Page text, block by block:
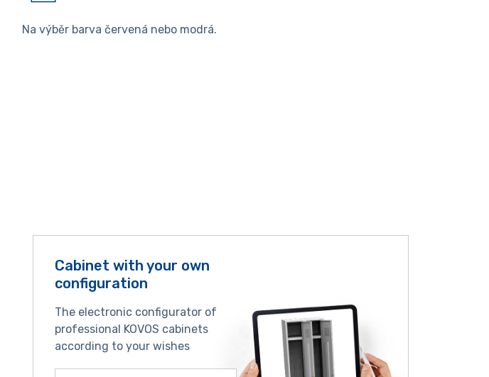
Na výběr barva červená nebo modrá.
Cabinet with your own
configuration
The electronic configurator of
professional KOVOS cabinets
according to your wishes